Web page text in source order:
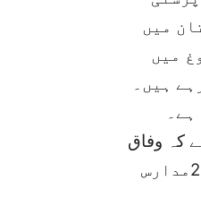
میں
میں
ہیں۔
کہ وفاق
کے زیرِانتظام قبائلی علاقوں (فاٹا) کے تین ہزار سے زائد طالب علم پنجاب کے 209مدارس